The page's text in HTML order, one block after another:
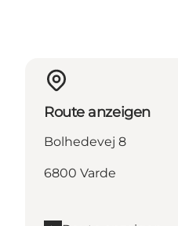
Route anzeigen
Bolhedevej 8
6800 Varde